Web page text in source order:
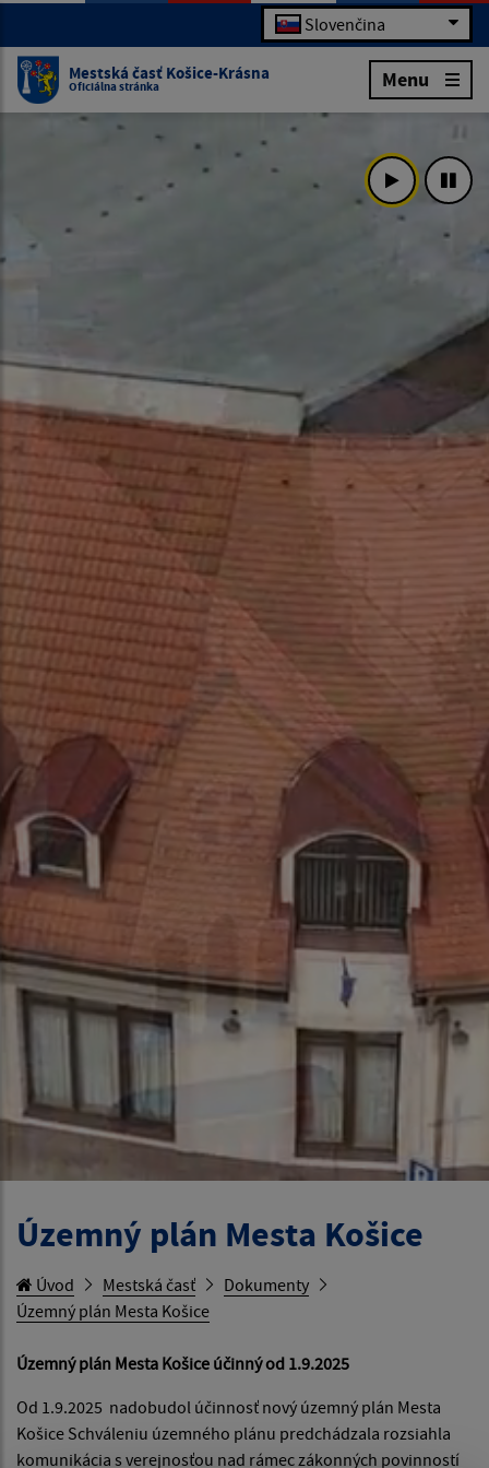
Slovenčina
Mestská časť Košice-Krásna
Oficiálna stránka Menu
Územný plán Mesta Košice
Úvod Mestská časť
Dokumenty
Územný plán Mesta Košice
Územný plán Mesta Košice účinný od 1.9.2025
Od 1.9.2025 nadobudol účinnosť nový územný plán Mesta
Košice Schváleniu územného plánu predchádzala rozsiahla
komunikácia s verejnosťou nad rámec zákonných povinností